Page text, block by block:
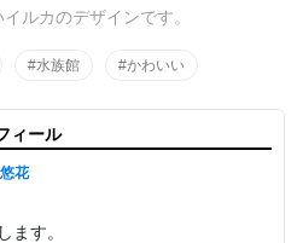
ルカのデザインです。
#水族館 #かわいい
ィール
花
ます。